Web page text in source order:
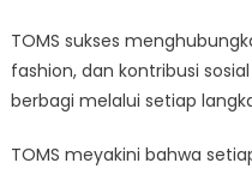
TOMS sukses
fashion, dan kontribusi
berbagi melalui setiap
​TOMS meyakini bahwa